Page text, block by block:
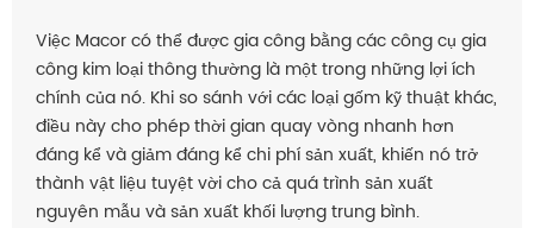
Việc Macor có thể được gia công bằng các công cụ gia
công kim loại thông thường là một trong những lợi ích
chính của nó. Khi so sánh với các loại gốm kỹ thuật khác,
điều này cho phép thời gian quay vòng nhanh hơn
đáng kể và giảm đáng kể chi phí sản xuất, khiến nó trở
thành vật liệu tuyệt vời cho cả quá trình sản xuất
nguyên mẫu và sản xuất khối lượng trung bình.